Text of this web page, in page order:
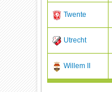
Twente
Utrecht
Willem II